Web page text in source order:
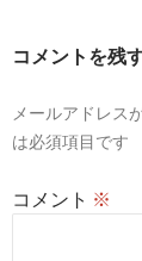
ョ
コメントを残
メールアドレス
は必須項目です
コメント ※